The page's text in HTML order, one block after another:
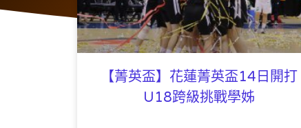
【菁英盃】花蓮菁英盃14日開打
U18跨級挑戰學姊